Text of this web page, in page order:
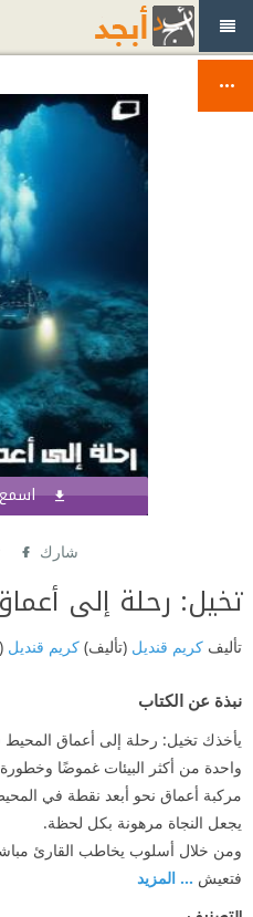
اسمع
شارك
تخيل: رحلة إلى
تأليف كريم قنديل (تأليف) كريم قنديل
نبذة عن الكتاب
يأخذك تخيل: رحلة إلى أعماق
واحدة من أكثر البيئات غموضًا
مركبة أعماق نحو أبعد نقطة في
يجعل النجاة مرهونة بكل لحظة.
ومن خلال أسلوب يخاطب القارئ
فتعيش ... المزيد